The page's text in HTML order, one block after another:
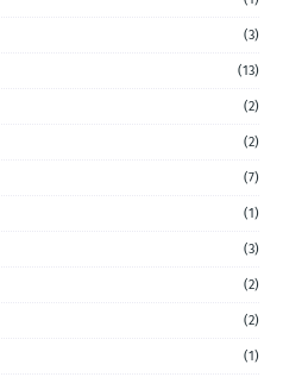
(3)
(13)
(2)
(2)
(7)
(1)
(3)
(2)
(2)
(1)